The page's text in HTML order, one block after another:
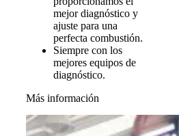
mejor diagnóstico y
ajuste para una
perfecta combustión.
Siempre con los
mejores equipos de
diagnóstico.
Más información